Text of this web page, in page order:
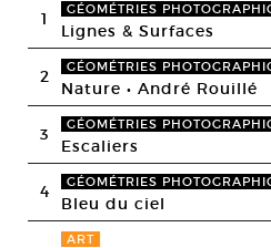
1 GÉOMÉTRIES
Lignes & Surfaces
2 GÉOMÉTRIES
Nature • André Rouillé
3 GÉOMÉTRIES
Escaliers
4 GÉOMÉTRIES
Bleu du ciel
ART